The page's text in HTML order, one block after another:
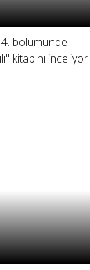
bölümünde
kitabını inceliyor.